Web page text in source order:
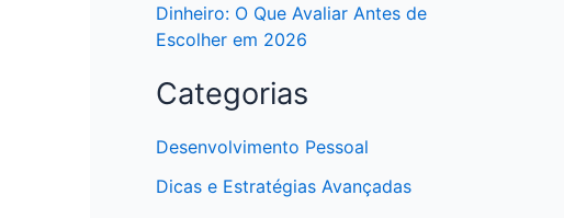
Dinheiro: O Que Avaliar Antes de
Escolher em 2026
Categorias
Desenvolvimento Pessoal
Dicas e Estratégias Avançadas